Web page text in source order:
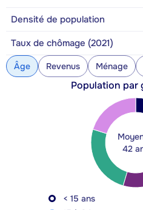
Densité de population
Taux de chômage (2021)
Âge Revenus Ménage
Population par
42
< 15 ans